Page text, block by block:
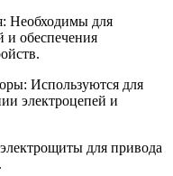
Необходимы для
и обеспечения
Используются для
электроцепей и
для привода